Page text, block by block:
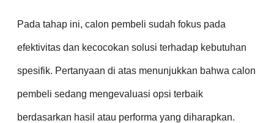
Pada tahap ini, calon pembeli sudah fokus pada
efektivitas dan kecocokan solusi terhadap kebutuhan
spesifik. Pertanyaan di atas menunjukkan bahwa calon
pembeli sedang mengevaluasi opsi terbaik
berdasarkan hasil atau performa yang diharapkan.